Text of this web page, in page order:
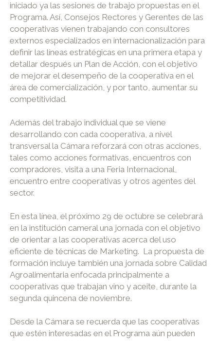
iniciado ya las sesiones de trabajo propuestas en el
Programa. Así, Consejos Rectores y Gerentes de las
cooperativas vienen trabajando con consultores
externos especializados en internacionalización para
definir las líneas estratégicas en una primera etapa y
detallar después un Plan de Acción, con el objetivo
de mejorar el desempeño de la cooperativa en el
área de comercialización, y por tanto, aumentar su
competitividad.
Además del trabajo individual que se viene
desarrollando con cada cooperativa, a nivel
transversal la Cámara reforzará con otras acciones,
tales como acciones formativas, encuentros con
compradores, visita a una Feria Internacional,
encuentro entre cooperativas y otros agentes del
sector.
En esta línea, el próximo 29 de octubre se celebrará
en la institución cameral una jornada con el objetivo
de orientar a las cooperativas acerca del uso
eficiente de técnicas de Marketing. La propuesta de
formación incluye también una jornada sobre Calidad
Agroalimentaria enfocada principalmente a
cooperativas que trabajan vino y aceite, durante la
segunda quincena de noviembre.
Desde la Cámara se recuerda que las cooperativas
que estén interesadas en el Programa aún pueden